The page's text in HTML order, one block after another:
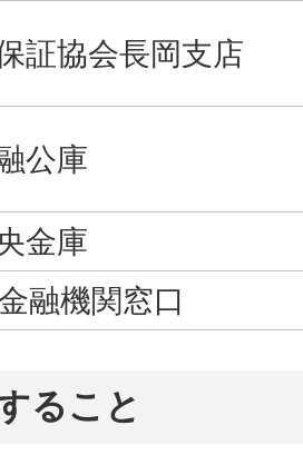
証協会長岡支店
公庫
金庫
融機関窓口
ること